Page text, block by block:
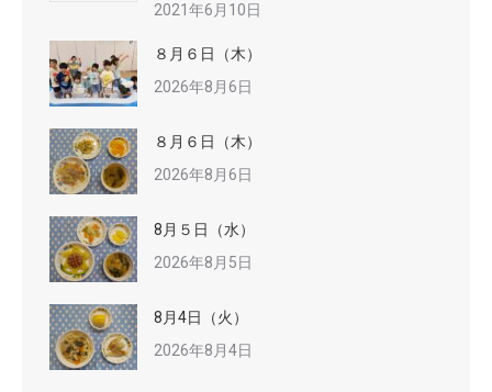
2021年6月10日
８月６日（木）
2026年8月6日
８月６日（木）
2026年8月6日
8月５日（水）
2026年8月5日
8月4日（火）
2026年8月4日